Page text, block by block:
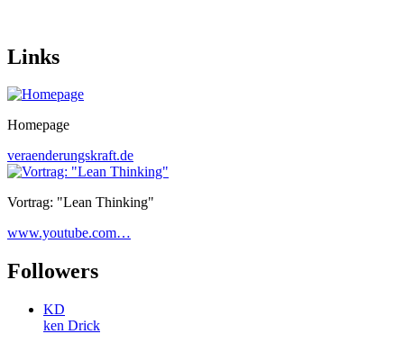
Links
Homepage
veraenderungskraft.de
Vortrag: "Lean Thinking"
www.youtube.com…
Followers
KD
ken Drick